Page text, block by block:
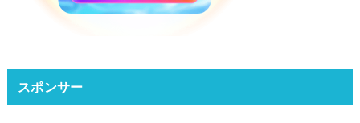
スポンサー